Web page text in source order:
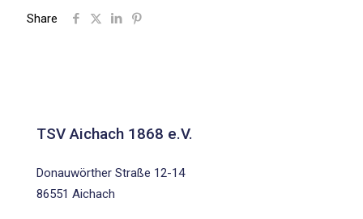
Share
TSV Aichach 1868 e.V.
Donauwörther Straße 12-14
86551 Aichach